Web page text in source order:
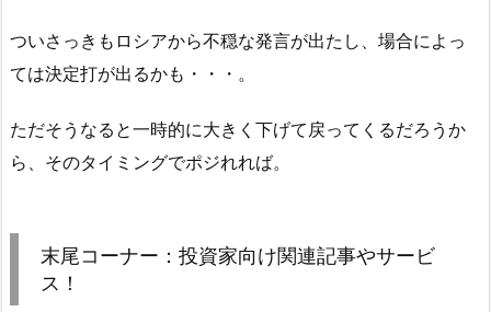
ついさっきもロシアから不穏な発言が出たし、場合によっ
ては決定打が出るかも・・・。
ただそうなると一時的に大きく下げて戻ってくるだろうか
ら、そのタイミングでポジれれば。
末尾コーナー：投資家向け関連記事やサービ
ス！